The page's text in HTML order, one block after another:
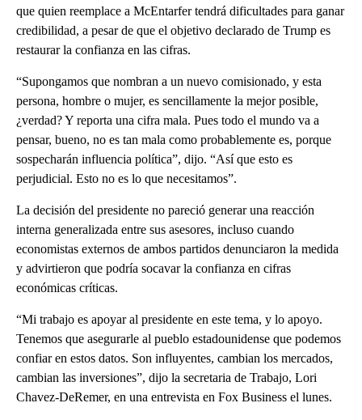
que quien reemplace a McEntarfer tendrá dificultades para ganar
credibilidad, a pesar de que el objetivo declarado de Trump es
restaurar la confianza en las cifras.
“Supongamos que nombran a un nuevo comisionado, y esta
persona, hombre o mujer, es sencillamente la mejor posible,
¿verdad? Y reporta una cifra mala. Pues todo el mundo va a
pensar, bueno, no es tan mala como probablemente es, porque
sospecharán influencia política”, dijo. “Así que esto es
perjudicial. Esto no es lo que necesitamos”.
La decisión del presidente no pareció generar una reacción
interna generalizada entre sus asesores, incluso cuando
economistas externos de ambos partidos denunciaron la medida
y advirtieron que podría socavar la confianza en cifras
económicas críticas.
“Mi trabajo es apoyar al presidente en este tema, y lo apoyo.
Tenemos que asegurarle al pueblo estadounidense que podemos
confiar en estos datos. Son influyentes, cambian los mercados,
cambian las inversiones”, dijo la secretaria de Trabajo, Lori
Chavez-DeRemer, en una entrevista en Fox Business el lunes.